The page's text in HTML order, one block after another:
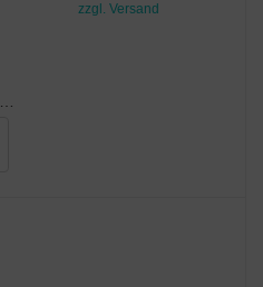
zzgl. Versand